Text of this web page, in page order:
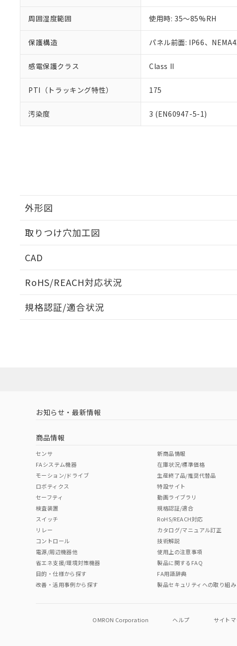
周囲湿度範囲 使用時: 35～85%RH
保護構造 パネル前面: IP66、
感電保護クラス Class II
PTI（トラッキング特性） 175
汚染度 3 (EN60947-5-1)
外形図
取りつけ穴加工図
CAD
RoHS/REACH対応状況
EU RoHS 注意事項・凡例
中国 RoHS 注意事項・凡例
中国 RoHS表
Pb Hg Cr(VI)
"対応済み"や非含有の記載がされた商品であっても、流通在庫
非含有品が必要な際は、弊社営業部門もしくは販売店へお問い
規格認証/適合状況
お知らせ・最新情報
商品情報
センサ
FAシステム機器
モーション/ドライブ
ロボティクス
セーフティ
検査装置
スイッチ
リレー
コントロール
電源/周辺機器他
省エネ支援/環境対策機器
目的・仕様から探す
改善・活用事例から探す
新商品情報
在庫状況/標準価格
生産終了品/推奨代替品
特設サイト
動画ライブラリ
規格認証/適合
RoHS/REACH対応
カタログ/マニュアル訂正
技術解説
使用上の注意事項
製品に関するFAQ
FA用語辞典
製品セキュリティへの取り組み
OMRON Corporation ヘルプ サイト